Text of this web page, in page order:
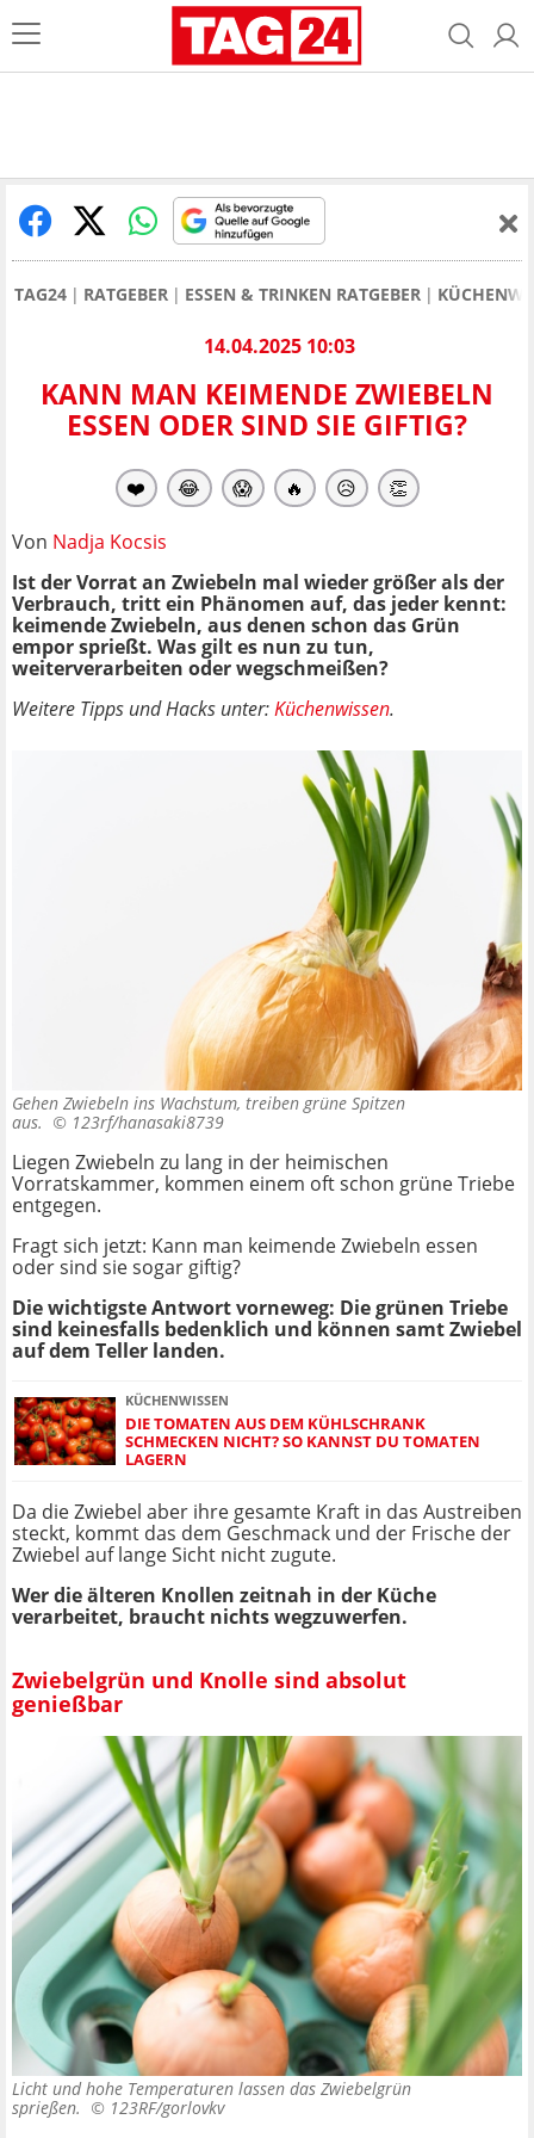
TAG24 RATGEBER ESSEN & TRINKEN RATGEBER
14.04.2025 10:03
KANN MAN KEIMENDE ZWIEBELN
ESSEN ODER SIND SIE GIFTIG?
❤️ 😂 😱 🔥 😥 👏
Von Nadja Kocsis
Ist der Vorrat an Zwiebeln mal wieder größer als der
Verbrauch, tritt ein Phänomen auf, das jeder kennt:
keimende Zwiebeln, aus denen schon das Grün
empor sprießt. Was gilt es nun zu tun,
weiterverarbeiten oder wegschmeißen?
Weitere Tipps und Hacks unter:Küchenwissen.
Gehen Zwiebeln ins Wachstum, treiben grüne Spitzen
aus. © 123rf/hanasaki8739
Liegen Zwiebeln zu lang in der heimischen
Vorratskammer, kommen einem oft schon grüne Triebe
entgegen.
Fragt sich jetzt: Kann man keimende Zwiebeln essen
oder sind sie sogar giftig?
Die wichtigste Antwort vorneweg: Die grünen Triebe
sind keinesfalls bedenklich und können samt Zwiebel
auf dem Teller landen.
KÜCHENWISSEN
DIE TOMATEN AUS DEM KÜHLSCHRANK
SCHMECKEN NICHT? SO KANNST DU TOMATEN
LAGERN
Da die Zwiebel aber ihre gesamte Kraft in das Austreiben
steckt, kommt das dem Geschmack und der Frische der
Zwiebel auf lange Sicht nicht zugute.
Wer die älteren Knollen zeitnah in der Küche
verarbeitet, braucht nichts wegzuwerfen.
Zwiebelgrün und Knolle sind absolut
genießbar
Licht und hohe Temperaturen lassen das Zwiebelgrün
sprießen. © 123RF/gorlovkv